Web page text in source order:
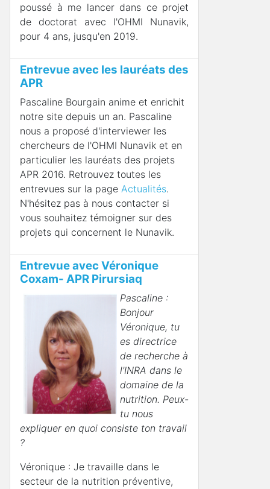
poussé à me lancer dans ce projet
de doctorat avec l'OHMI Nunavik,
pour 4 ans, jusqu'en 2019.
Entrevue avec les lauréats des
APR
Pascaline Bourgain anime et enrichit
notre site depuis un an. Pascaline
nous a proposé d'interviewer les
chercheurs de l'OHMI Nunavik et en
particulier les lauréats des projets
APR 2016. Retrouvez toutes les
entrevues sur la page Actualités.
N'hésitez pas à nous contacter si
vous souhaitez témoigner sur des
projets qui concernent le Nunavik.
Entrevue avec Véronique
Coxam- APR Pirursiaq
Pascaline :
Bonjour
Véronique, tu
es directrice
de recherche à
l'INRA dans le
domaine de la
nutrition. Peux-
tu nous
expliquer en quoi consiste ton travail
?
Véronique : Je travaille dans le
secteur de la nutrition préventive,